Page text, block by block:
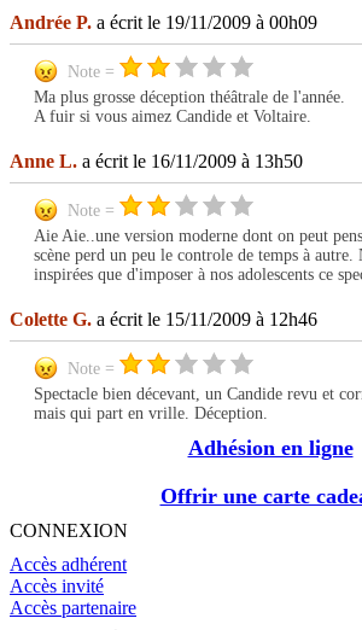
Andrée P. a écrit le 19/11/2009 à 00h09
Note =
Ma plus grosse déception théâtrale de l'année.
A fuir si vous aimez Candide et Voltaire.
Anne L. a écrit le 16/11/2009 à 13h50
Note =
Aie Aie..une version moderne dont on peut
scène perd un peu le controle de temps à autre.
inspirées que d'imposer à nos adolescents ce
Colette G. a écrit le 15/11/2009 à 12h46
Note =
Spectacle bien décevant, un Candide revu et
mais qui part en vrille. Déception.
Adhésion en ligne
Offrir une carte
CONNEXION
Accès adhérent
Accès invité
Accès partenaire